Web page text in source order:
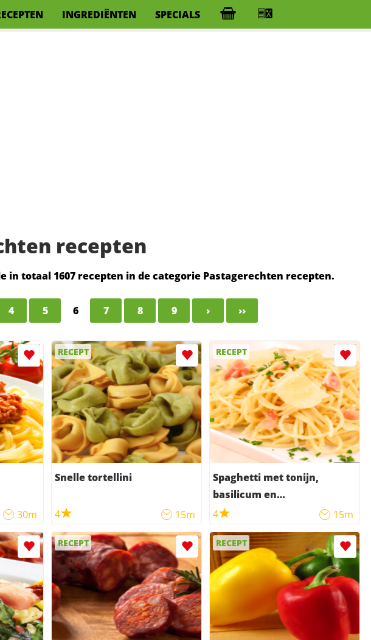
INGREDIËNTEN SPECIALS
recepten
in totaal 1607 recepten in de categorie Pastagerechten recepten.
4 5 6 7 8 9 › ››
30m
RECEPT
Snelle tortellini
4 15m
RECEPT
Spaghetti met tonijn,
basilicum en
blauwaderkaas
4 15m
RECEPT RECEPT